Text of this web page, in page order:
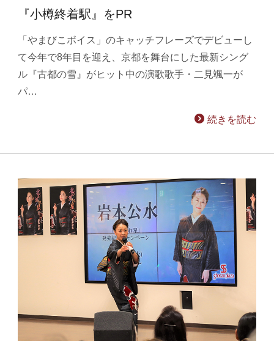
『小樽終着駅』をPR
「やまびこボイス」のキャッチフレーズでデビューし
て今年で8年目を迎え、京都を舞台にした最新シング
ル『古都の雪』がヒット中の演歌歌手・二見颯一が
パ…
続きを読む